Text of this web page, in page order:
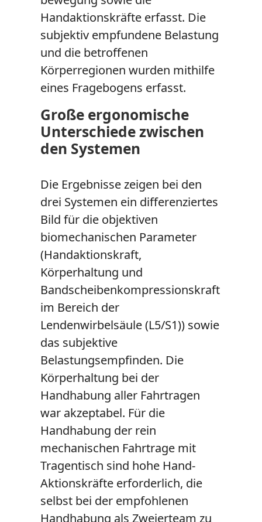
Handaktionskräfte erfasst. Die
subjektiv empfundene Belastung
und die betroffenen
Körperregionen wurden mithilfe
eines Fragebogens erfasst.
Große ergonomische
Unterschiede zwischen
den Systemen
Die Ergebnisse zeigen bei den
drei Systemen ein differenziertes
Bild für die objektiven
biomechanischen Parameter
(Handaktionskraft,
Körperhaltung und
Bandscheibenkompressionskraft
im Bereich der
Lendenwirbelsäule (L5/S1)) sowie
das subjektive
Belastungsempfinden. Die
Körperhaltung bei der
Handhabung aller Fahrtragen
war akzeptabel. Für die
Handhabung der rein
mechanischen Fahrtrage mit
Tragentisch sind hohe Hand-
Aktionskräfte erforderlich, die
selbst bei der empfohlenen
Handhabung als Zweierteam zu